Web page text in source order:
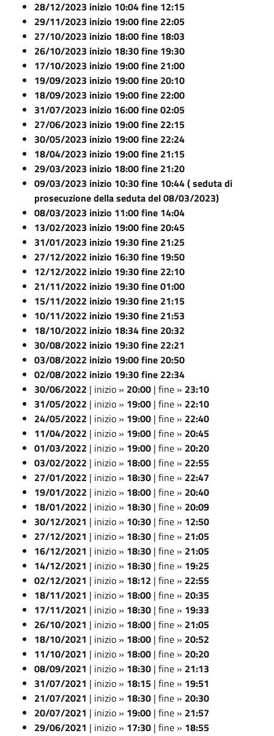
28/12/2023 inizio 10:04 fine 12:15
29/11/2023 inizio 19:00 fine 22:05
27/10/2023 inizio 18:00 fine 18:03
26/10/2023 inizio 18:30 fine 19:30
17/10/2023 inizio 19:00 fine 21:00
19/09/2023 inizio 19:00 fine 20:10
18/09/2023 inizio 19:00 fine 22:00
31/07/2023 inizio 16:00 fine 02:05
27/06/2023 inizio 19:00 fine 22:15
30/05/2023 inizio 19:00 fine 22:24
18/04/2023 inizio 19:00 fine 21:15
29/03/2023 inizio 18:00 fine 21:20
09/03/2023 inizio 10:30 fine 10:44 ( seduta di
prosecuzione della seduta del 08/03/2023)
08/03/2023 inizio 11:00 fine 14:04
13/02/2023 inizio 19:00 fine 20:45
31/01/2023 inizio 19:30 fine 21:25
27/12/2022 inizio 16:30 fine 19:50
12/12/2022 inizio 19:30 fine 22:10
21/11/2022 inizio 19:30 fine 01:00
15/11/2022 inizio 19:30 fine 21:15
10/11/2022 inizio 19:30 fine 21:53
18/10/2022 inizio 18:34 fine 20:32
30/08/2022 inizio 19:30 fine 22:21
03/08/2022 inizio 19:00 fine 20:50
02/08/2022 inizio 19:30 fine 22:34
30/06/2022 | inizio » 20:00 | fine » 23:10
31/05/2022 | inizio » 19:00 | fine » 22:10
24/05/2022 | inizio » 19:00 | fine » 22:40
11/04/2022 | inizio » 19:00 | fine » 20:45
01/03/2022 | inizio » 19:00 | fine » 20:20
03/02/2022 | inizio » 18:00 | fine » 22:55
27/01/2022 | inizio » 18:30 | fine » 22:47
19/01/2022 | inizio » 18:00 | fine » 20:40
18/01/2022 | inizio » 18:30 | fine » 20:09
30/12/2021 | inizio » 10:30 | fine » 12:50
27/12/2021 | inizio » 18:30 | fine » 21:05
16/12/2021 | inizio » 18:30 | fine » 21:05
14/12/2021 | inizio » 18:30 | fine » 19:25
02/12/2021 | inizio » 18:12 | fine » 22:55
18/11/2021 | inizio » 18:00 | fine » 20:35
17/11/2021 | inizio » 18:30 | fine » 19:33
26/10/2021 | inizio » 18:00 | fine » 21:05
18/10/2021 | inizio » 18:00 | fine » 20:52
11/10/2021 | inizio » 18:00 | fine » 20:20
08/09/2021 | inizio » 18:30 | fine » 21:13
31/07/2021 | inizio » 18:15 | fine » 19:51
21/07/2021 | inizio » 18:30 | fine » 20:30
20/07/2021 | inizio » 19:00 | fine » 21:57
29/06/2021 | inizio » 17:30 | fine » 18:55